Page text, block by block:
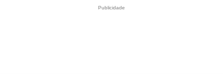
Publicidade